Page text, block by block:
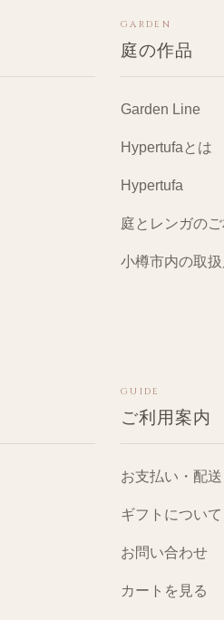
GARDEN
庭の作品
Garden Line
Hypertufaとは
Hypertufa
庭とレンガの
小樽市内の取
GUIDE
ご利用案内
お支払い・配送
ギフトについて
お問い合わせ
カートを見る